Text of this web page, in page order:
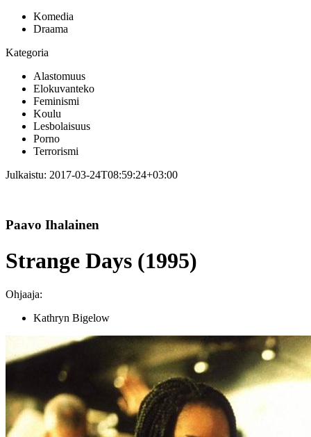
Komedia
Draama
Kategoria
Alastomuus
Elokuvanteko
Feminismi
Koulu
Lesbolaisuus
Porno
Terrorismi
Julkaistu: 2017-03-24T08:59:24+03:00
Paavo Ihalainen
Strange Days (1995)
Ohjaaja:
Kathryn Bigelow